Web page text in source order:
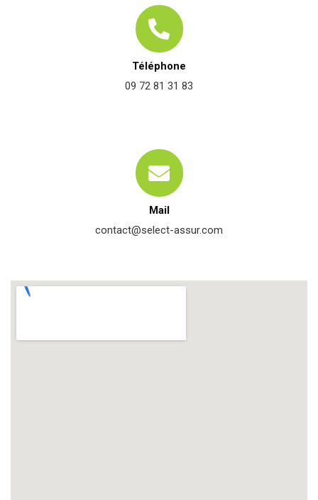
Téléphone
09 72 81 31 83
Mail
contact@select-assur.com